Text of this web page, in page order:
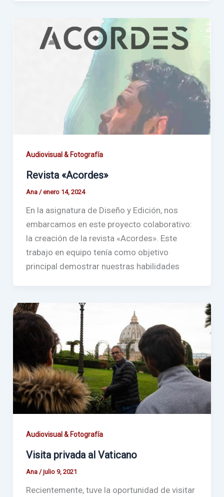
Audiovisual & Fotografía
Revista «Acordes»
Ana /enero 14, 2024
En la asignatura de Diseño y Edición, nos
embarcamos en este proyecto colaborativo:
la creación de la revista «Acordes». Este
trabajo en equipo tenía como objetivo
principal demostrar nuestras habilidades
Audiovisual & Fotografía
Visita privada al Vaticano
Ana /julio 9, 2021
Recientemente, tuve la oportunidad de visitar